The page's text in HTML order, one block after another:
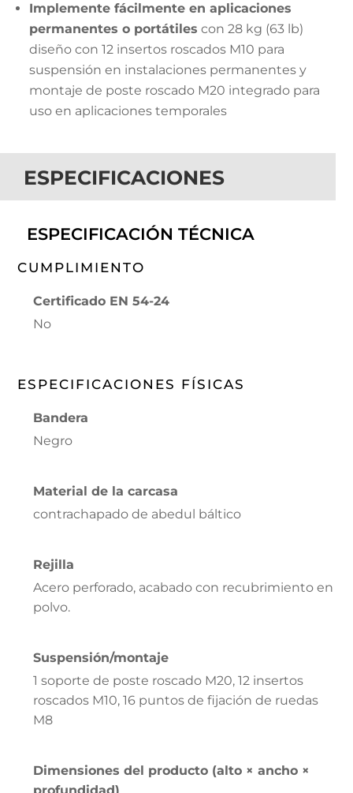
Implemente fácilmente en aplicaciones
permanentes o portátiles con 28 kg (63 lb)
diseño con 12 insertos roscados M10 para
suspensión en instalaciones permanentes y
montaje de poste roscado M20 integrado para
uso en aplicaciones temporales
ESPECIFICACIONES
ESPECIFICACIÓN TÉCNICA
CUMPLIMIENTO
Certificado EN 54-24
No
ESPECIFICACIONES FÍSICAS
Bandera
Negro
Material de la carcasa
contrachapado de abedul báltico
Rejilla
Acero perforado, acabado con recubrimiento en
polvo.
Suspensión/montaje
1 soporte de poste roscado M20, 12 insertos
roscados M10, 16 puntos de fijación de ruedas
M8
Dimensiones del producto (alto × ancho ×
profundidad)